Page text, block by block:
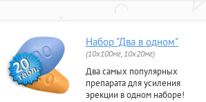
Набор "Два в одном"
(10x100мг, 10x20мг)
Два самых популярных
препарата для усиления
эрекции в одном наборе!